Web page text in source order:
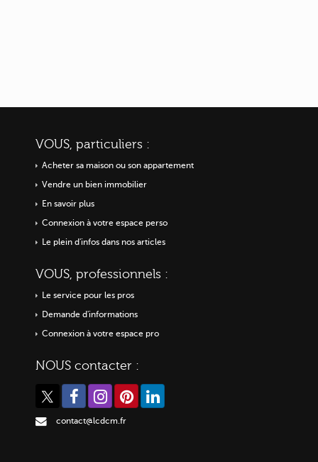
VOUS, particuliers :
Acheter sa maison ou son appartement
Vendre un bien immobilier
En savoir plus
Connexion à votre espace perso
Le plein d'infos dans nos articles
VOUS, professionnels :
Le service pour les pros
Demande d'informations
Connexion à votre espace pro
NOUS contacter :
contact@lcdcm.fr